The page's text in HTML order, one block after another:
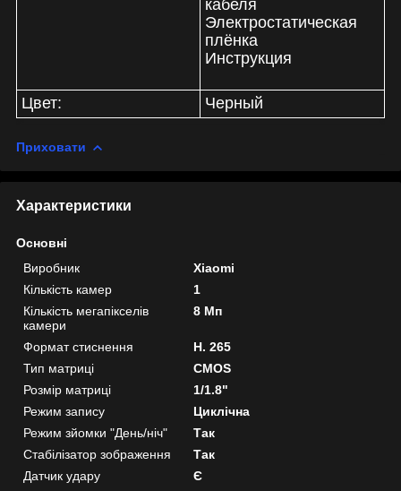
кабеля
Электростатическая
плёнка
Инструкция
Цвет: Черный
Приховати
Характеристики
Основні
Виробник
Xiaomi
Кількість камер
1
Кількість мегапікселів
камери
8 Мп
Формат стиснення
H. 265
Тип матриці
CMOS
Розмір матриці
1/1.8"
Режим запису
Циклічна
Режим зйомки "День/ніч"
Так
Стабілізатор зображення
Так
Датчик удару
Є